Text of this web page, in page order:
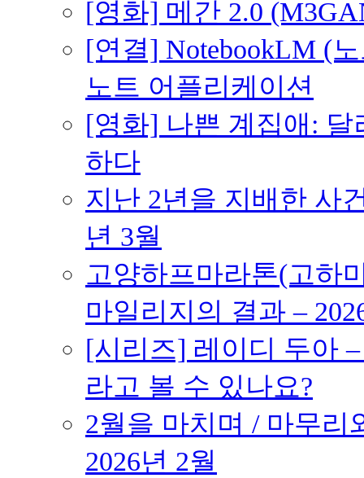
[영화] 메간 2.0
[연결] NotebookLM (
노트 어플리케이션
[영화] 나쁜 계집애:
하다
지난 2년을 지배한 사
년 3월
고양하프마라톤(고하
마일리지의 결과 –
[시리즈] 레이디 두아
라고 볼 수 있나요?
2월을 마치며 / 마무리
2026년 2월